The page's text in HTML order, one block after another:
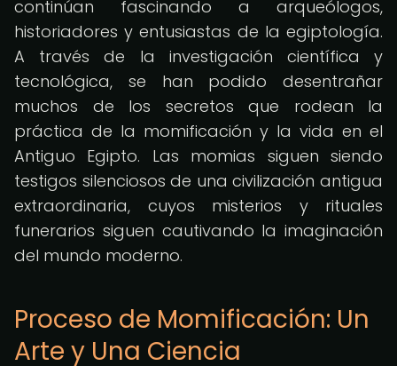
continúan fascinando a arqueólogos,
historiadores y entusiastas de la egiptología.
A través de la investigación científica y
tecnológica, se han podido desentrañar
muchos de los secretos que rodean la
práctica de la momificación y la vida en el
Antiguo Egipto. Las momias siguen siendo
testigos silenciosos de una civilización antigua
extraordinaria, cuyos misterios y rituales
funerarios siguen cautivando la imaginación
del mundo moderno.
Proceso de Momificación: Un
Arte y Una Ciencia